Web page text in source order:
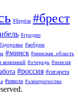
#берёза #брест
#гродно
#кобрин
#минск #минская_область
компаний #очередь #пенсия
#россия #сигарета
#школа #электричество